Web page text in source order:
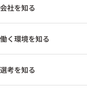
会社を知る
働く環境を知る
選考を知る